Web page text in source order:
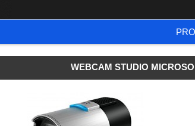
WEBCAM STUDIO